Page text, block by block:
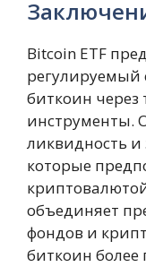
Bitcoin ETF
регулируемый
биткоин
инструменты.
ликвидность и
которые
объединяет
фондов и
биткоин